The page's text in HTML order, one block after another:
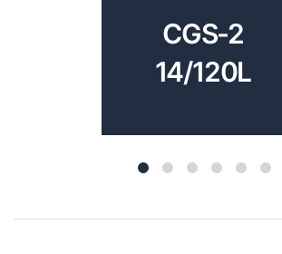
CGS-2
14/120L